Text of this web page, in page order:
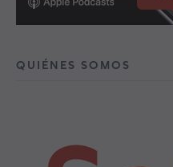
QUIÉNES SOMOS